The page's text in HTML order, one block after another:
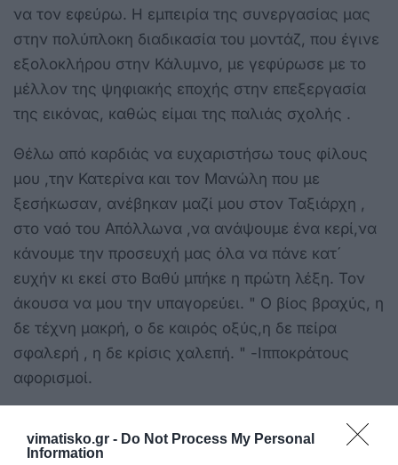
vimatisko.gr - Do Not Process My Personal
Information
να τον εφεύρω. Η εμπειρία της συνεργασίας μας
στην πολύπλοκη διαδικασία του μοντάζ, που έγινε
εξολοκλήρου στην Κάλυμνο, με γεφύρωσε με το
μέλλον της ψηφιακής εποχής στην επεξεργασία
της εικόνας, καθώς είμαι της παλιάς σχολής .
Θέλω από καρδιάς να ευχαριστήσω τους φίλους
μου ,την Κατερίνα και τον Μανώλη που με
ξεσήκωσαν, ανέβηκαν μαζί μου στον Ταξιάρχη ,
στο ναό του Απόλλωνα ,να ανάψουμε ένα κερί,να
κάνουμε την προσευχή μας όλα να πάνε κατ´
ευχήν κι εκεί στο Βαθύ μπήκε η πρώτη λέξη. Τον
άκουσα να μου την υπαγορεύει. " Ο βίος βραχύς, η
δε τέχνη μακρή, ο δε καιρός οξύς,η δε πείρα
σφαλερή , η δε κρίσις χαλεπή. " -Ιπποκράτους
αφορισμοί.